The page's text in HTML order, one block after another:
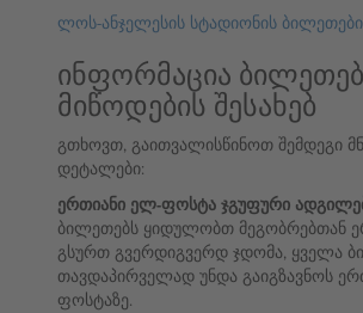
ლოს-ანჯელესის სტადიონის
ინფორმაცია
მიწოდების შესახებ
გთხოვთ, გაითვალისწინოთ შემდეგი
დეტალები:
ერთიანი ელ-ფოსტა ჯგუფური
ბილეთებს ყიდულობთ მეგობრებთან
გსურთ გვერდიგვერდ ჯდომა, ყველა
თავდაპირველად უნდა გაიგზავნოს
ფოსტაზე.